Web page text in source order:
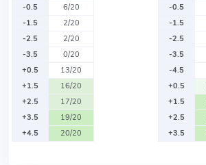
-0.5
6/20
-1.5
2/20
-2.5
2/20
-3.5
0/20
+0.5
13/20
+1.5
16/20
+2.5
17/20
+3.5
19/20
+4.5
20/20
-0.5
-1.5
-2.5
-3.5
-4.5
+0.5
+1.5
+2.5
+3.5